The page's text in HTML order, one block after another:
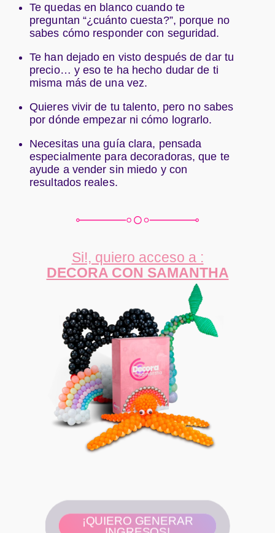
Te quedas en blanco cuando te
preguntan “¿cuánto cuesta?”, porque no
sabes cómo responder con seguridad.
Te han dejado en visto después de dar tu
precio… y eso te ha hecho dudar de ti
misma más de una vez.
Quieres vivir de tu talento, pero no sabes
por dónde empezar ni cómo lograrlo.
Necesitas una guía clara, pensada
especialmente para decoradoras, que te
ayude a vender sin miedo y con
resultados reales.
Si!, quiero acceso a :
DECORA CON SAMANTHA
¡QUIERO GENERAR